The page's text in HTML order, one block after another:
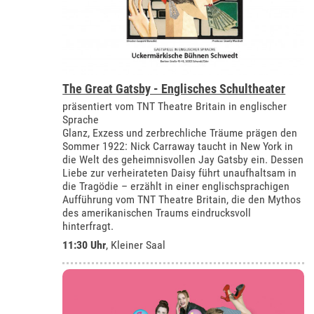
The Great Gatsby - Englisches Schultheater
präsentiert vom TNT Theatre Britain in englischer
Sprache
Glanz, Exzess und zerbrechliche Träume prägen den
Sommer 1922: Nick Carraway taucht in New York in
die Welt des geheimnisvollen Jay Gatsby ein. Dessen
Liebe zur verheirateten Daisy führt unaufhaltsam in
die Tragödie – erzählt in einer englischsprachigen
Aufführung vom TNT Theatre Britain, die den Mythos
des amerikanischen Traums eindrucksvoll
hinterfragt.
11:30 Uhr, Kleiner Saal